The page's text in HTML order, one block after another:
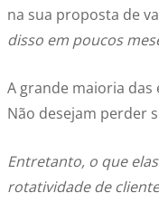
na sua proposta de
disso em poucos
A grande maioria
Não desejam perder
Entretanto, o que
rotatividade de